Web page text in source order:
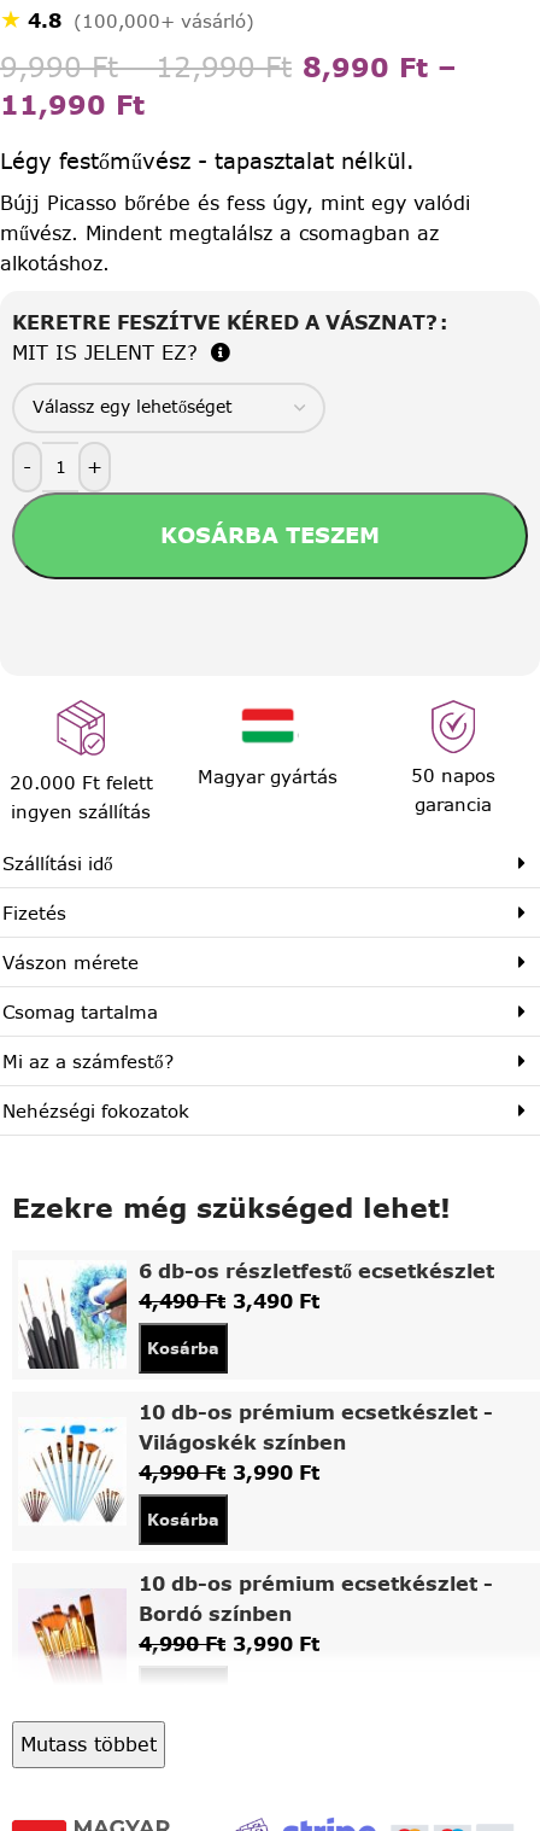
★ 4.8 (100,000+ vásárló)
9,990Ft – 12,990Ft 8,990 Ft –
11,990 Ft
Légy festőművész - tapasztalat nélkül.
Bújj Picasso bőrébe és fess úgy, mint egy valódi
művész. Mindent megtalálsz a csomagban az
alkotáshoz.
KERETRE FESZÍTVE KÉRED A VÁSZNAT?
MIT IS JELENT EZ?
- +
KOSÁRBA TESZEM
20.000 Ft felett
ingyen szállítás
Magyar gyártás
50 napos
garancia
Szállítási idő
Fizetés
Vászon mérete
Csomag tartalma
Mi az a számfestő?
Nehézségi fokozatok
Ezekre még szükséged lehet!
6 db-os részletfestő ecsetkészlet
4,490Ft 3,490 Ft
Kosárba
10 db-os prémium ecsetkészlet -
Világoskék színben
4,990Ft 3,990 Ft
Kosárba
10 db-os prémium ecsetkészlet -
Bordó színben
4,990Ft 3,990 Ft
Asztali fa festőállvány
Mutass többet